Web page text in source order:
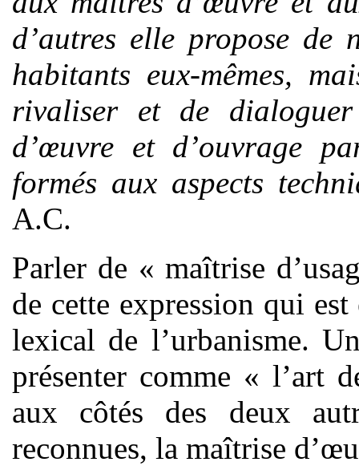
d’autres elle propose de
habitants eux-mêmes,
rivaliser et de dialoguer
d’œuvre et d’ouvrage
formés aux aspects
A.C.
Parler de « maîtrise
de cette expression qui
lexical de l’urbanisme.
présenter comme « l’art
aux côtés des deux
reconnues, la maîtrise